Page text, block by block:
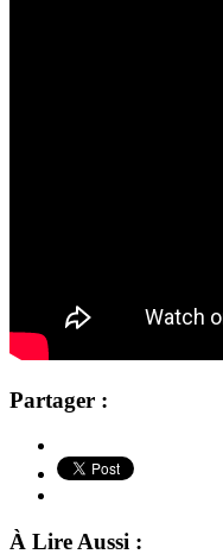
Partager :
À Lire Aussi :